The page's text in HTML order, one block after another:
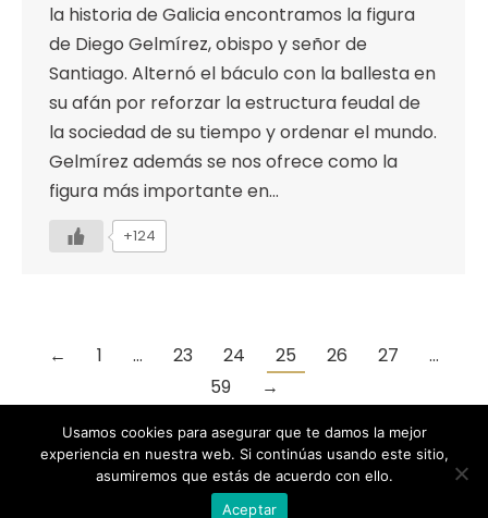
la historia de Galicia encontramos la figura
de Diego Gelmírez, obispo y señor de
Santiago. Alternó el báculo con la ballesta en
su afán por reforzar la estructura feudal de
la sociedad de su tiempo y ordenar el mundo.
Gelmírez además se nos ofrece como la
figura más importante en…
+124
← 1 … 23 24 25 26 27
…
59
→
Designed by Animation Graphics
Usamos cookies para asegurar que te damos la mejor
experiencia en nuestra web. Si continúas usando este sitio,
asumiremos que estás de acuerdo con ello.
Aceptar